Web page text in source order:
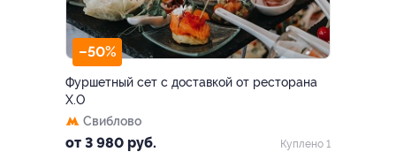
–50%
Фуршетный сет с доставкой от ресторана
Х.О
Свиблово
от 3 980 руб. Куплено 1